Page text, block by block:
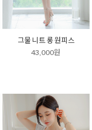
그물 니트 롱 원피스
43,000원